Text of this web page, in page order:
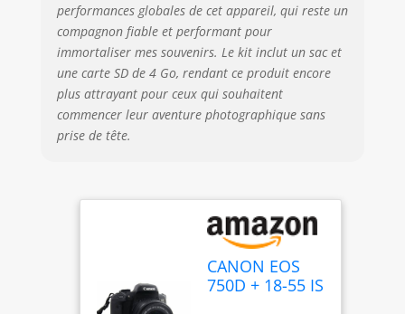
performances globales de cet appareil, qui reste un
compagnon fiable et performant pour
immortaliser mes souvenirs. Le kit inclut un sac et
une carte SD de 4 Go, rendant ce produit encore
plus attrayant pour ceux qui souhaitent
commencer leur aventure photographique sans
prise de tête.
CANON EOS
750D + 18-55 IS